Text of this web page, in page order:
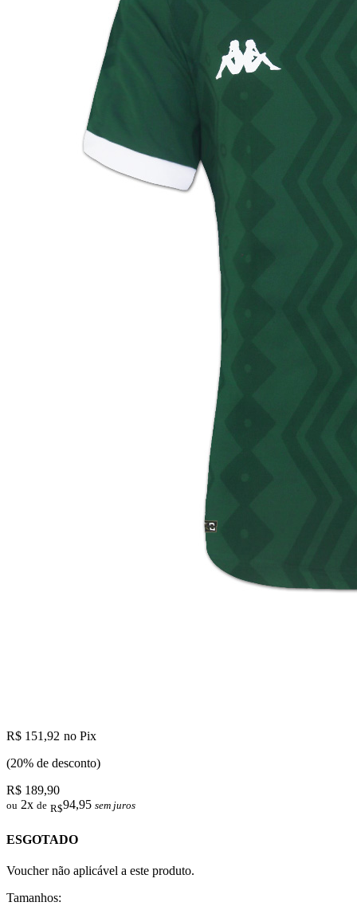
R$ 151,92 no Pix
(20% de desconto)
R$ 189,90
ou 2x de R$94,95 sem juros
ESGOTADO
Voucher não aplicável a este produto.
Tamanhos: